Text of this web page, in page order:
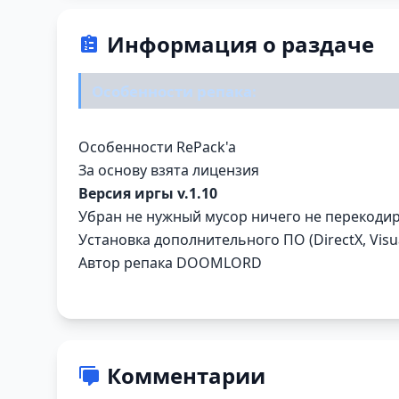
Информация о раздаче
Особенности репака:
Особенности RePack'a
За основу взята лицензия
Версия иргы v.1.10
Убран не нужный мусор ничего не
Установка дополнительного ПО (DirectX,
Автор репака DOOMLORD
Комментарии